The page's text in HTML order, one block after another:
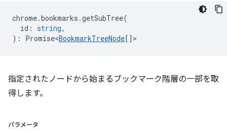
chrome.bookmarks .getSubTree(
id : string,
) : Promise<BookmarkTreeNode [] >
指定されたノードから始まるブックマーク階層の一部を取
得します。
パラメータ